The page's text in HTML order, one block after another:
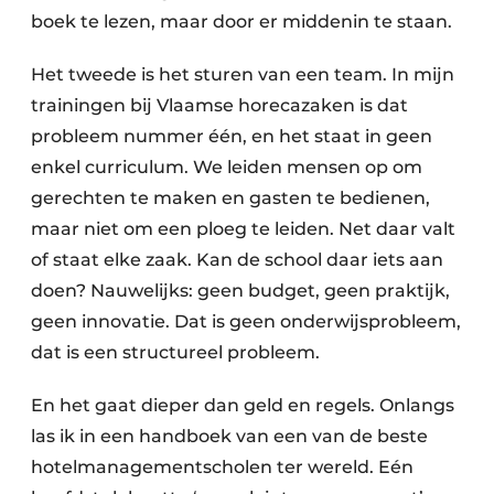
boek te lezen, maar door er middenin te staan.
Het tweede is het sturen van een team. In mijn
trainingen bij Vlaamse horecazaken is dat
probleem nummer één, en het staat in geen
enkel curriculum. We leiden mensen op om
gerechten te maken en gasten te bedienen,
maar niet om een ploeg te leiden. Net daar valt
of staat elke zaak. Kan de school daar iets aan
doen? Nauwelijks: geen budget, geen praktijk,
geen innovatie. Dat is geen onderwijsprobleem,
dat is een structureel probleem.
En het gaat dieper dan geld en regels. Onlangs
las ik in een handboek van een van de beste
hotelmanagementscholen ter wereld. Eén